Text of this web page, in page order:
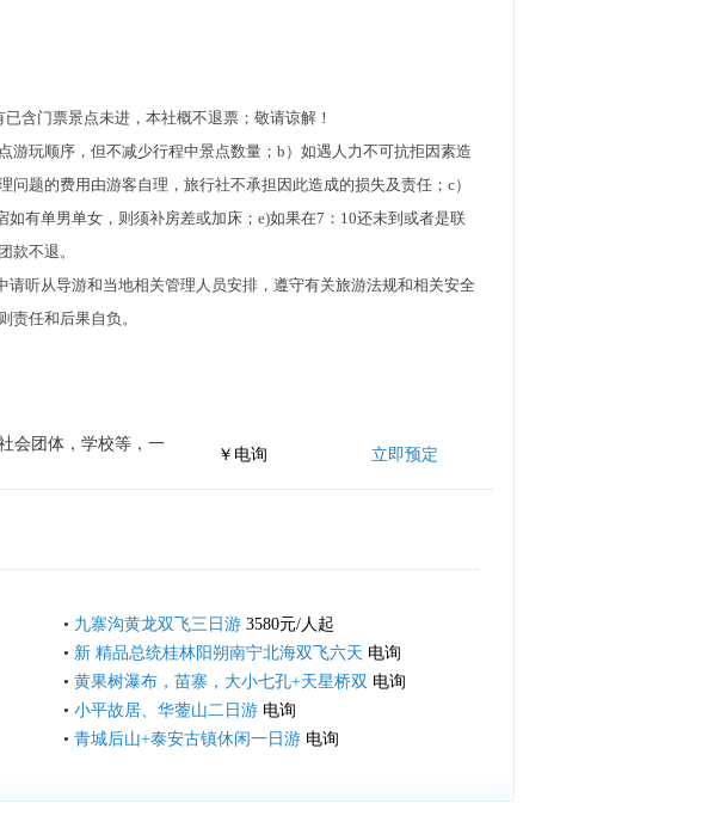
含门票景点未进，本社概不退票；敬请谅解！
游玩顺序，但不减少行程中景点数量；b）如遇人力不可抗拒因素造
题的费用由游客自理，旅行社不承担因此造成的损失及责任；c）
有单男单女，则须补房差或加床；e)如果在7：10还未到或者是联
款不退。
听从导游和当地相关管理人员安排，遵守有关旅游法规和相关安全
责任和后果自负。
会团体，学校等，一
￥电询 立即预定
• 九寨沟黄龙双飞三日游 3580元/人起
• 新 精品总统桂林阳朔南宁北海双飞六天 电询
• 黄果树瀑布，苗寨，大小七孔+天星桥双 电询
• 小平故居、华蓥山二日游 电询
• 青城后山+泰安古镇休闲一日游 电询